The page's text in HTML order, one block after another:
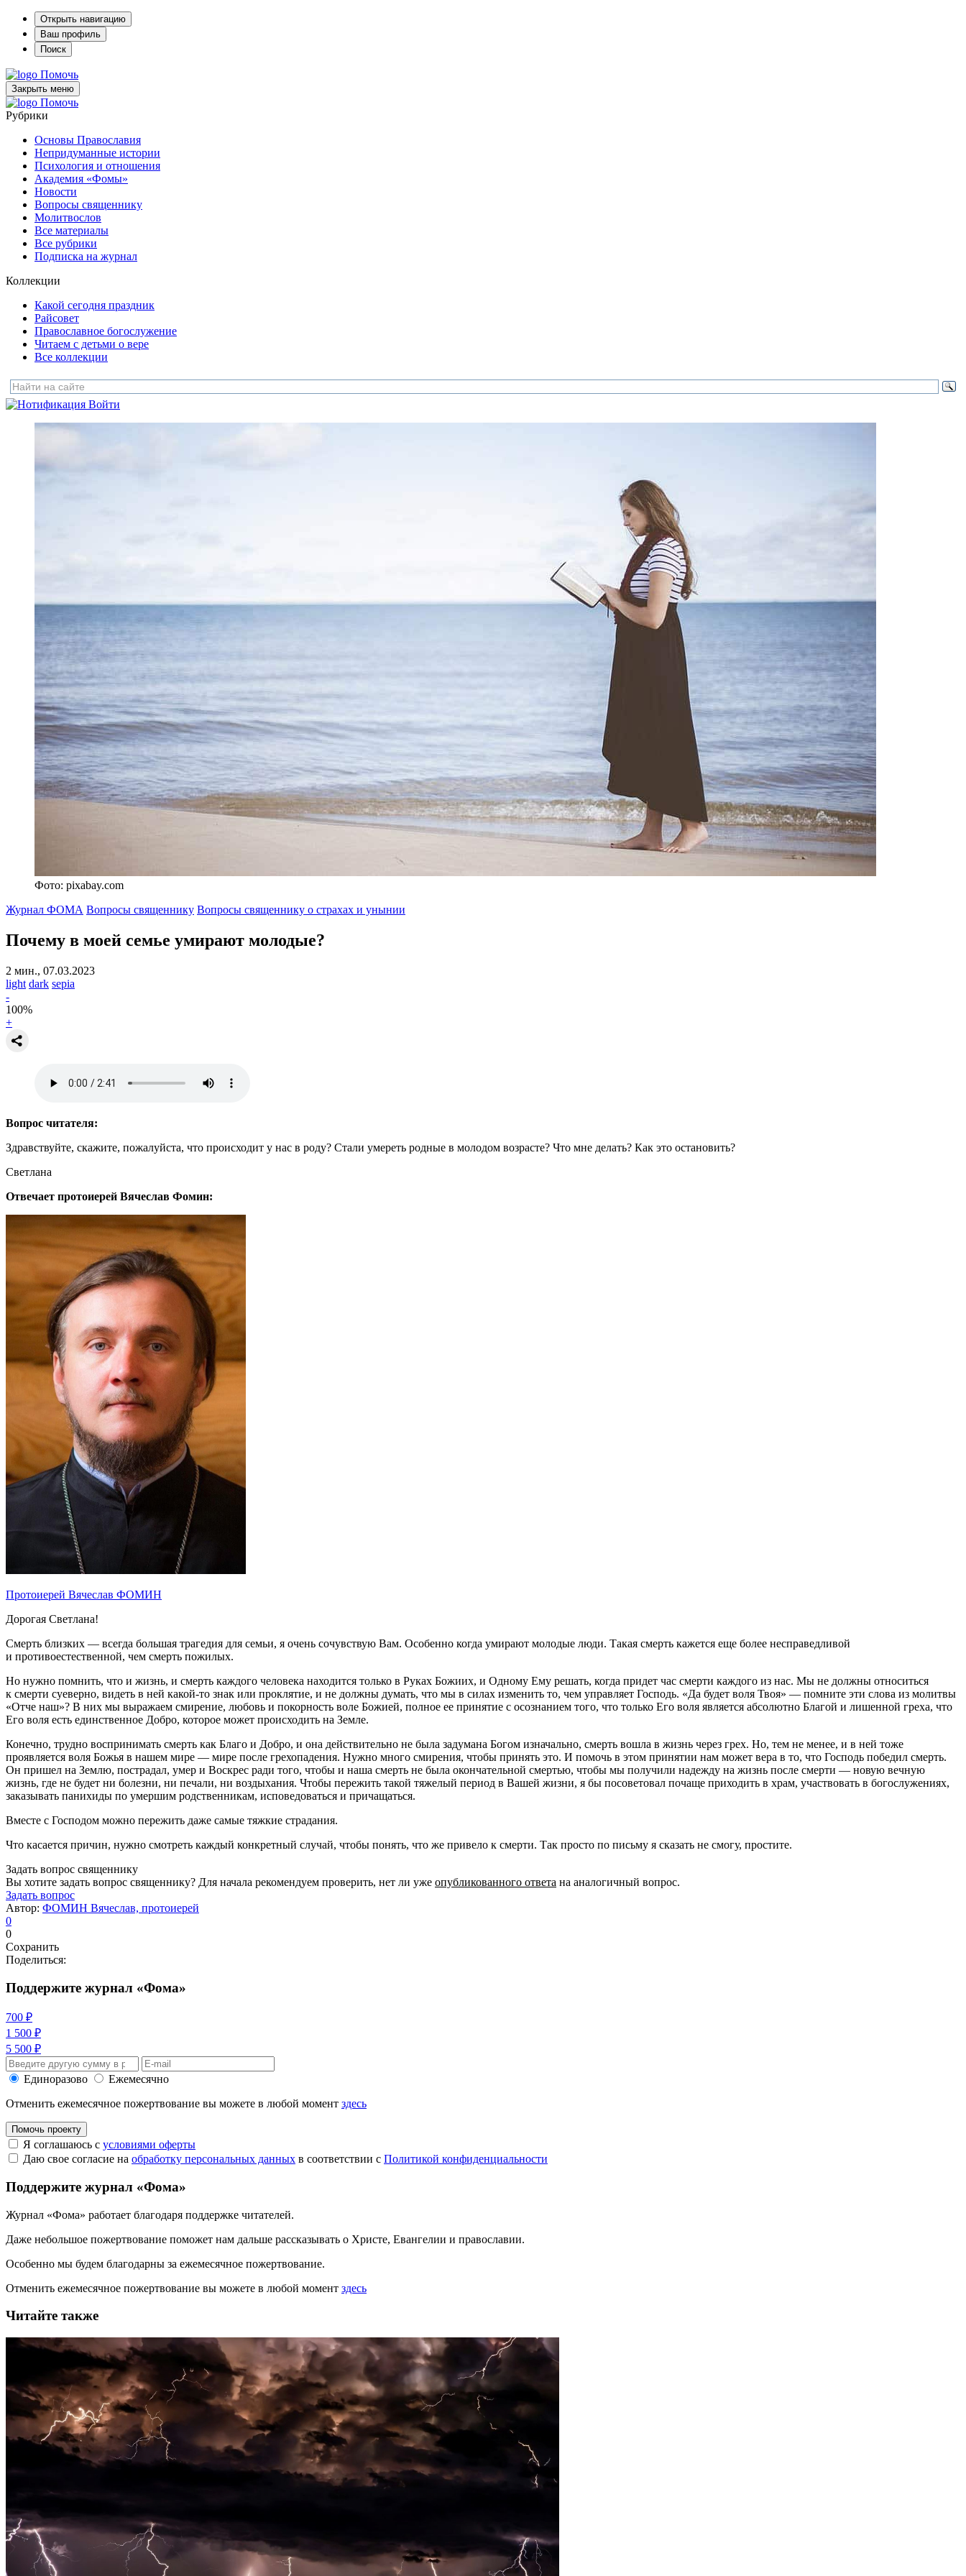
Открыть навигацию
Ваш профиль
Поиск
Помочь
Закрыть меню
Помочь
Рубрики
Основы Православия
Непридуманные истории
Психология и отношения
Академия «Фомы»
Новости
Вопросы священнику
Молитвослов
Все материалы
Все рубрики
Подписка на журнал
Коллекции
Какой сегодня праздник
Райсовет
Православное богослужение
Читаем с детьми о вере
Все коллекции
Войти
Фото: pixabay.com
Журнал ФОМА Вопросы священнику Вопросы священнику о страхах и унынии
Почему в моей семье умирают молодые?
2 мин., 07.03.2023
light dark sepia
-
100%
+
Вопрос читателя:
Здравствуйте, скажите, пожалуйста, что происходит у нас в роду? Стали умереть родные в молодом возрасте? Что мне делать? Как это остановить?
Светлана
Отвечает протоиерей Вячеслав Фомин:
Протоиерей Вячеслав ФОМИН
Дорогая Светлана!
Смерть близких — всегда большая трагедия для семьи, я очень сочувствую Вам. Особенно когда умирают молодые люди. Такая смерть кажется еще более несправедливой
и противоестественной, чем смерть пожилых.
Но нужно помнить, что и жизнь, и смерть каждого человека находится только в Руках Божиих, и Одному Ему решать, когда придет час смерти каждого из нас. Мы не должны относиться
к смерти суеверно, видеть в ней какой-то знак или проклятие, и не должны думать, что мы в силах изменить то, чем управляет Господь. «Да будет воля Твоя» — помните эти слова из молитвы
«Отче наш»? В них мы выражаем смирение, любовь и покорность воле Божией, полное ее принятие с осознанием того, что только Его воля является абсолютно Благой и лишенной греха, что
Его воля есть единственное Добро, которое может происходить на Земле.
Конечно, трудно воспринимать смерть как Благо и Добро, и она действительно не была задумана Богом изначально, смерть вошла в жизнь через грех. Но, тем не менее, и в ней тоже
проявляется воля Божья в нашем мире — мире после грехопадения. Нужно много смирения, чтобы принять это. И помочь в этом принятии нам может вера в то, что Господь победил смерть.
Он пришел на Землю, пострадал, умер и Воскрес ради того, чтобы и наша смерть не была окончательной смертью, чтобы мы получили надежду на жизнь после смерти — новую вечную
жизнь, где не будет ни болезни, ни печали, ни воздыхания. Чтобы пережить такой тяжелый период в Вашей жизни, я бы посоветовал почаще приходить в храм, участвовать в богослужениях,
заказывать панихиды по умершим родственникам, исповедоваться и причащаться.
Вместе с Господом можно пережить даже самые тяжкие страдания.
Что касается причин, нужно смотреть каждый конкретный случай, чтобы понять, что же привело к смерти. Так просто по письму я сказать не смогу, простите.
Задать вопрос священнику
Вы хотите задать вопрос священнику? Для начала рекомендуем проверить, нет ли уже опубликованного ответа на аналогичный вопрос.
Задать вопрос
Автор: ФОМИН Вячеслав, протоиерей
0
0
Сохранить
Поделиться:
Поддержите журнал «Фома»
700 ₽
1 500 ₽
5 500 ₽
Единоразово
Ежемесячно
Отменить ежемесячное пожертвование вы можете в любой момент здесь
Помочь проекту
Я соглашаюсь с условиями оферты
Даю свое согласие на обработку персональных данных в соответствии с Политикой конфиденциальности
Поддержите журнал «Фома»
Журнал «Фома» работает благодаря поддержке читателей.
Даже небольшое пожертвование поможет нам дальше рассказывать о Христе, Евангелии и православии.
Особенно мы будем благодарны за ежемесячное пожертвование.
Отменить ежемесячное пожертвование вы можете в любой момент здесь
Читайте также